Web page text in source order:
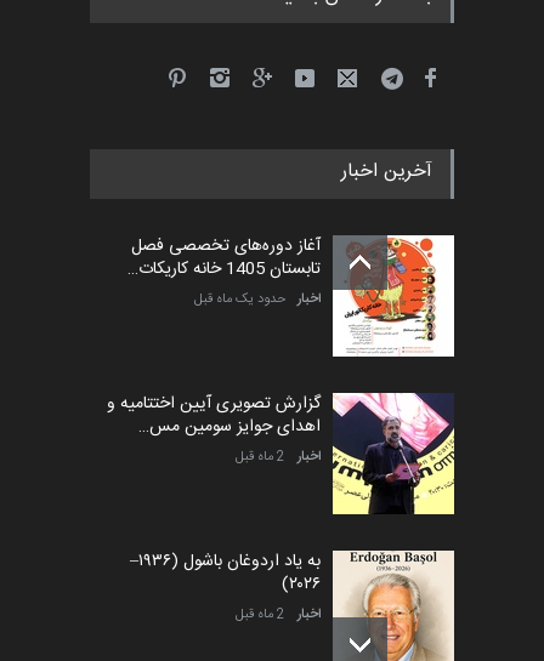
آخرین اخبار
آغاز دوره‌های تخصصی فصل
تابستان 1405 خانه کاریکات…
اخبار حدود یک ماه قبل
گزارش تصویری آیین اختتامیه و
اهدای جوایز سومین مس…
اخبار 2 ماه قبل
به یاد اردوغان باشول (۱۹۳۶–
۲۰۲۶)
اخبار 2 ماه قبل